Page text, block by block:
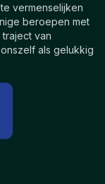
vermenselijken
beroepen met
van
als gelukkig